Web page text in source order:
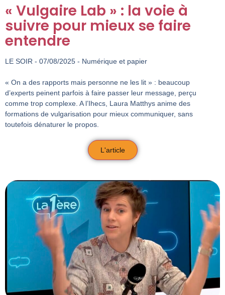
« Vulgaire Lab » : la voie à
suivre pour mieux se faire
entendre
LE SOIR - 07/08/2025 - Numérique et papier
« On a des rapports mais personne ne les lit » : beaucoup
d’experts peinent parfois à faire passer leur message, perçu
comme trop complexe. A l’Ihecs, Laura Matthys anime des
formations de vulgarisation pour mieux communiquer, sans
toutefois dénaturer le propos.
L'article